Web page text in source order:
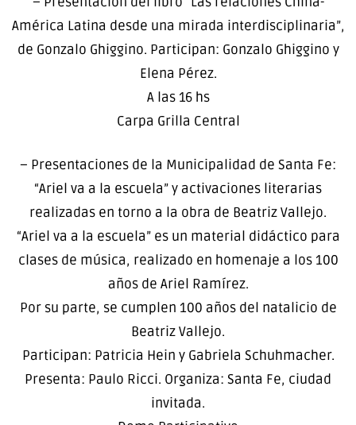
América Latina desde una mirada interdisciplinaria”,
de Gonzalo Ghiggino. Participan: Gonzalo Ghiggino y
Elena Pérez.
A las 16 hs
Carpa Grilla Central
– Presentaciones de la Municipalidad de Santa Fe:
“Ariel va a la escuela” y activaciones literarias
realizadas en torno a la obra de Beatriz Vallejo.
“Ariel va a la escuela” es un material didáctico para
clases de música, realizado en homenaje a los 100
años de Ariel Ramírez.
Por su parte, se cumplen 100 años del natalicio de
Beatriz Vallejo.
Participan: Patricia Hein y Gabriela Schuhmacher.
Presenta: Paulo Ricci. Organiza: Santa Fe, ciudad
invitada.